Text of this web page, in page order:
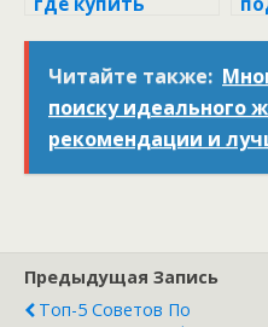
Читайте также:
поиску идеального
рекомендации и
Предыдущая Запись
Топ-5 Советов По